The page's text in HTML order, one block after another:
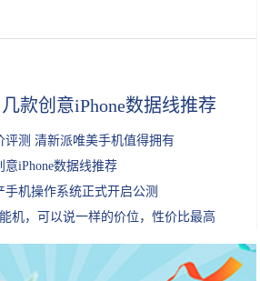
款创意iPhone数据线推荐
评测 清新派唯美手机值得拥有
iPhone数据线推荐
机操作系统正式开启公测
机，可以说一样的价位，性价比最高